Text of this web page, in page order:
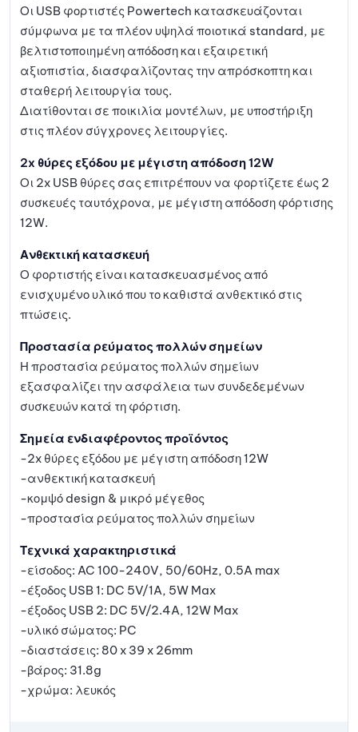
Οι USB φορτιστές Powertech κατασκευάζονται
σύμφωνα με τα πλέον υψηλά ποιοτικά standard, με
βελτιστοποιημένη απόδοση και εξαιρετική
αξιοπιστία, διασφαλίζοντας την απρόσκοπτη και
σταθερή λειτουργία τους.
Διατίθονται σε ποικιλία μοντέλων, με υποστήριξη
στις πλέον σύγχρονες λειτουργίες.
2x θύρες εξόδου με μέγιστη απόδοση 12W
Οι 2x USB θύρες σας επιτρέπουν να φορτίζετε έως 2
συσκευές ταυτόχρονα, με μέγιστη απόδοση φόρτισης
12W.
Ανθεκτική κατασκευή
Ο φορτιστής είναι κατασκευασμένος από
ενισχυμένο υλικό που το καθιστά ανθεκτικό στις
πτώσεις.
Προστασία ρεύματος πολλών σημείων
Η προστασία ρεύματος πολλών σημείων
εξασφαλίζει την ασφάλεια των συνδεδεμένων
συσκευών κατά τη φόρτιση.
Σημεία ενδιαφέροντος προϊόντος
-2x θύρες εξόδου με μέγιστη απόδοση 12W
-ανθεκτική κατασκευή
-κομψό design & μικρό μέγεθος
-προστασία ρεύματος πολλών σημείων
Τεχνικά χαρακτηριστικά
-είσοδος: AC 100-240V, 50/60Hz, 0.5A max
-έξοδος USB 1: DC 5V/1A, 5W Max
-έξοδος USB 2: DC 5V/2.4A, 12W Max
-υλικό σώματος: PC
-διαστάσεις: 80 x 39 x 26mm
-βάρος: 31.8g
-χρώμα: λευκός